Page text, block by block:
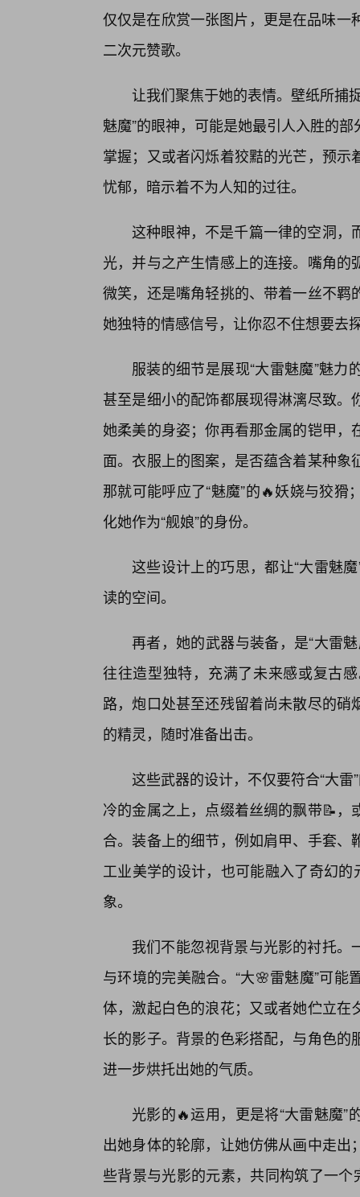
仅仅是在欣赏一张图片，更是在品味
二次元赞歌。
让我们聚焦于她的表情。壁纸所捕
魅魔”的眼神，可能是她最引人入胜的
掌握；又或者闪烁着狡黠的光芒，预
忧郁，暗示着不为人知的过往。
这种眼神，不是千篇一律的空洞
光，并与之产生情感上的连接。嘴角
微笑，还是嘴角轻挑的、带着一丝不
她独特的情感信号，让你忍不住想要去
服装的细节是展现“大雷魅魔”魅
甚至是细小的配饰都展现得淋漓尽致
她柔美的身姿；你再看那金属的铠甲
面。衣服上的图案，是否蕴含着某种
那就可能呼应了“魅魔”的🔥妖娆与狡
化她作为“舰娘”的身份。
这些设计上的巧思，都让“大雷魅
读的空间。
再者，她的武器与装备，是“大雷
往往造型独特，充满了未来感或复古
路，炮口处甚至还残留着尚未散尽的
的精灵，随时准备出击。
这些武器的设计，不仅要符合“大
冷的金属之上，点缀着丝绸的飘带📝
合。装备上的细节，例如肩甲、手套
工业美学的设计，也可能融入了奇幻
象。
我们不能忽视背景与光影的衬托
与环境的完美融合。“大🌸雷魅魔”可
体，激起白色的浪花；又或者她伫立
长的影子。背景的色彩搭配，与角色
进一步烘托出她的气质。
光影的🔥运用，更是将“大雷魅魔
出她身体的轮廓，让她仿佛从画中走
些背景与光影的元素，共同构筑了一